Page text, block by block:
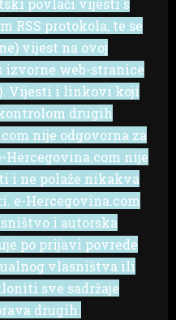
povlači vijesti s
RSS protokola, te se
vijest na ovoj
izvorne web-stranice
Vijesti i linkovi koji
drugih
nije odgovorna za
nije
i ne polaže nikakva
e-Hercegovina.com
i autorska
po prijavi povrede
vlasništva ili
sve sadržaje
drugih.